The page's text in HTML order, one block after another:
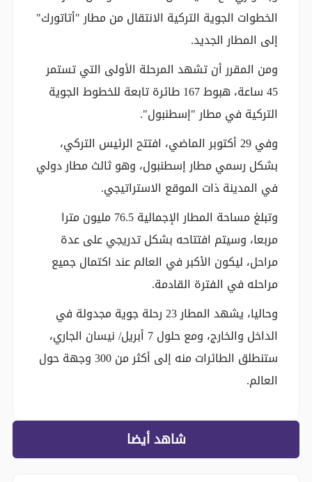
الخطوات الجوية التركية الانتقال من مطار "أتاتورك"
إلى المطار الجديد.
ومن المقرر أن تشهد المرحلة الأولى التي تستمر
45 ساعة، هبوط 167 طائرة تابعة للخطوط الجوية
التركية في مطار "إسطنبول".
وفي 29 أكتوبر الماضي، افتتح الرئيس التركي،
بشكل رسمي مطار إسطنبول، وهو ثالث مطار دولي
في المدينة ذات الموقع الاستراتيجي.
وتبلغ مساحة المطار الإجمالية 76.5 مليون مترا
مربعا، وسيتم افتتاحه بشكل تدريجي على عدة
مراحل، ليكون الأكبر في العالم عند اكتمال جميع
مراحله في الفترة القادمة.
وحاليا، يشهد المطار 23 رحلة جوية مجدولة في
الداخل والخارج، ومع حلول 7 أبريل/ نيسان الجاري،
ستنطلق الطائرات منه إلى أكثر من 300 وجهة حول
العالم.
شاهد أيضا